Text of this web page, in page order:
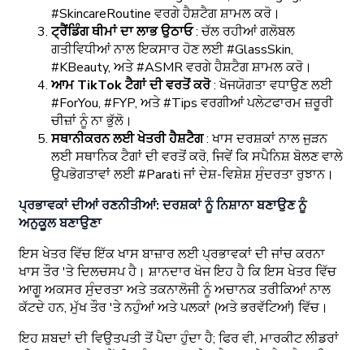
#SkincareRoutine ਵਰਗੇ ਹੈਸ਼ਟੈਗ ਸ਼ਾਮਲ ਕਰੋ।
ਟ੍ਰੈਂਡਿੰਗ ਥੀਮਾਂ ਦਾ ਲਾਭ ਉਠਾਓ: ਚੱਲ ਰਹੀਆਂ ਗਲੋਬਲ
ਗਤੀਵਿਧੀਆਂ ਨਾਲ ਇਕਸਾਰ ਹੋਣ ਲਈ #GlassSkin,
#KBeauty, ਅਤੇ #ASMR ਵਰਗੇ ਹੈਸ਼ਟੈਗ ਸ਼ਾਮਲ ਕਰੋ।
ਆਮ TikTok ਟੈਗਾਂ ਦੀ ਵਰਤੋਂ ਕਰੋ: ਖੋਜਯੋਗਤਾ ਵਧਾਉਣ ਲਈ
#ForYou, #FYP, ਅਤੇ #Tips ਵਰਗੀਆਂ ਪਲੇਟਫਾਰਮ ਜ਼ਰੂਰੀ
ਚੀਜ਼ਾਂ ਨੂੰ ਨਾ ਭੁੱਲੋ।
ਸਥਾਨੀਕਰਨ ਲਈ ਖੇਤਰੀ ਹੈਸ਼ਟੈਗ: ਖਾਸ ਦਰਸ਼ਕਾਂ ਨਾਲ ਜੁੜਨ
ਲਈ ਸਥਾਨਿਕ ਟੈਗਾਂ ਦੀ ਵਰਤੋਂ ਕਰੋ, ਜਿਵੇਂ ਕਿ ਸਪੈਨਿਸ਼ ਬੋਲਣ ਵਾਲੇ
ਉਪਭੋਗਤਾਵਾਂ ਲਈ #Parati ਜਾਂ ਦੇਸ਼-ਵਿਸ਼ੇਸ਼ ਸੁੰਦਰਤਾ ਰੁਝਾਨ।
ਪ੍ਰਭਾਵਕਾਂ ਦੀਆਂ ਰਣਨੀਤੀਆਂ: ਦਰਸ਼ਕਾਂ ਨੂੰ ਨਿਸ਼ਾਨਾ ਬਣਾਉਣ ਨੂੰ
ਅਨੁਕੂਲ ਬਣਾਉਣਾ
ਇਸ ਖੇਤਰ ਵਿੱਚ ਇੱਕ ਖਾਸ ਬਾਜ਼ਾਰ ਲਈ ਪ੍ਰਭਾਵਕਾਂ ਦੀ ਜਾਂਚ ਕਰਨਾ
ਖਾਸ ਤੌਰ 'ਤੇ ਦਿਲਚਸਪ ਹੈ। ਸ਼ਾਨਦਾਰ ਖੋਜ ਇਹ ਹੈ ਕਿ ਇਸ ਖੇਤਰ ਵਿੱਚ
ਆਗੂ ਅਕਸਰ ਸੁੰਦਰਤਾ ਅਤੇ ਤਕਨਾਲੋਜੀ ਨੂੰ ਅਚਾਨਕ ਤਰੀਕਿਆਂ ਨਾਲ
ਕੱਟਦੇ ਹਨ, ਮੁੱਖ ਤੌਰ 'ਤੇ ਨਹੁੰਆਂ ਅਤੇ ਪਲਕਾਂ (ਅਤੇ ਭਰਵੱਟਿਆਂ) ਵਿੱਚ।
ਇਹ ਸ਼ਬਦਾਂ ਦੀ ਵਿਉਤਪਤੀ ਤੋਂ ਪੈਦਾ ਹੁੰਦਾ ਹੈ; ਫਿਰ ਵੀ, ਮਾਰਕੀਟ ਲੀਡਰਾਂ